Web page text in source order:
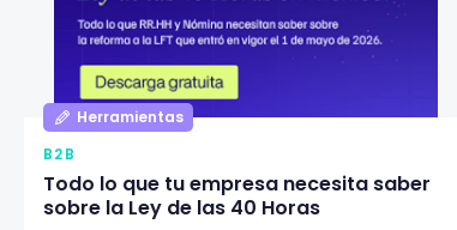
Herramientas
B2B
Todo lo que tu empresa necesita saber
sobre la Ley de las 40 Horas